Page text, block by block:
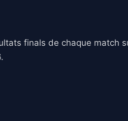
finals de chaque match